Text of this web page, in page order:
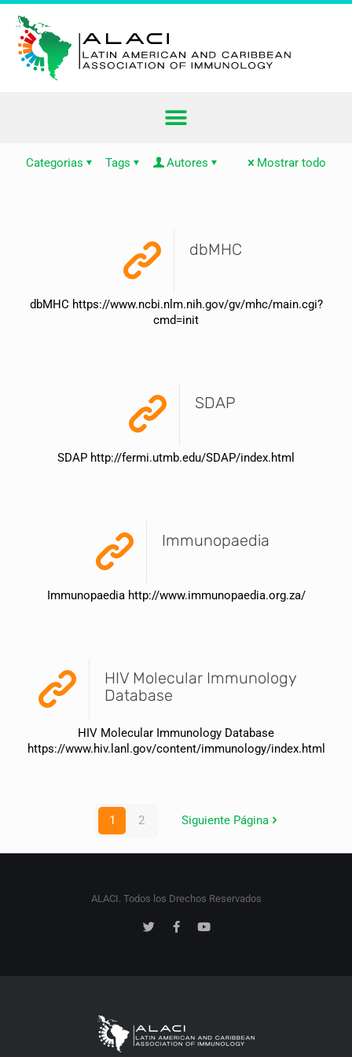
Categorias Tags Autores Mostrar todo
dbMHC
dbMHC https://www.ncbi.nlm.nih.gov/gv/mhc/main.cgi?
cmd=init
SDAP
SDAP http://fermi.utmb.edu/SDAP/index.html
Immunopaedia
Immunopaedia http://www.immunopaedia.org.za/
HIV Molecular Immunology
Database
HIV Molecular Immunology Database
https://www.hiv.lanl.gov/content/immunology/index.html
1 2 Siguiente Página
ALACI. Todos los Drechos Reservados